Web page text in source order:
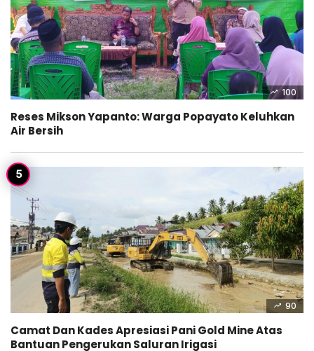
100
Reses Mikson Yapanto: Warga Popayato Keluhkan
Air Bersih
90
Camat Dan Kades Apresiasi Pani Gold Mine Atas
Bantuan Pengerukan Saluran Irigasi